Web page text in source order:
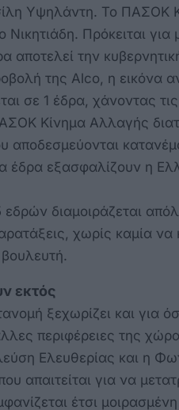
Υψηλάντη. Το ΠΑΣΟΚ
Νικητιάδη. Πρόκειται
αποτελεί την
της Alco, η εικόνα
σε 1 έδρα, χάνοντας
Κίνημα Αλλαγής
αποδεσμεύονται
έδρα εξασφαλίζουν η
διαμοιράζεται
χωρίς καμία
εκτός
ξεχωρίζει και για
περιφέρειες της
Ελευθερίας και η
απαιτείται για να
έτσι